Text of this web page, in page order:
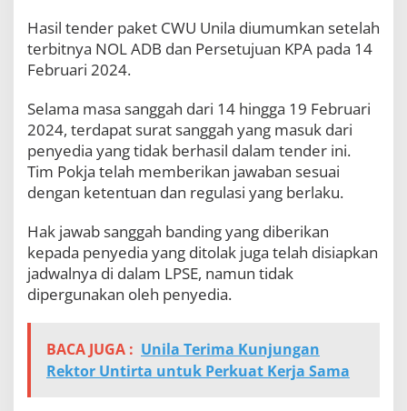
P
T
N
C
d
a
n
W
T
Hasil tender paket CWU Unila diumumkan setelah
terbitnya NOL ADB dan Persetujuan KPA pada 14
Februari 2024.
Selama masa sanggah dari 14 hingga 19 Februari
2024, terdapat surat sanggah yang masuk dari
penyedia yang tidak berhasil dalam tender ini.
Tim Pokja telah memberikan jawaban sesuai
dengan ketentuan dan regulasi yang berlaku.
Hak jawab sanggah banding yang diberikan
kepada penyedia yang ditolak juga telah disiapkan
jadwalnya di dalam LPSE, namun tidak
dipergunakan oleh penyedia.
BACA JUGA : Unila Terima Kunjungan
Rektor Untirta untuk Perkuat Kerja Sama